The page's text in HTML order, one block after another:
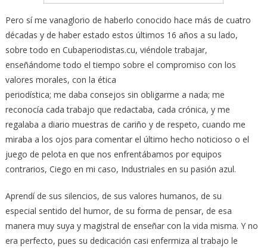
Pero sí me vanaglorio de haberlo conocido hace más de cuatro
décadas y de haber estado estos últimos 16 años a su lado,
sobre todo en Cubaperiodistas.cu, viéndole trabajar,
enseñándome todo el tiempo sobre el compromiso con los
valores morales, con la ética
periodística; me daba consejos sin obligarme a nada; me
reconocía cada trabajo que redactaba, cada crónica, y me
regalaba a diario muestras de cariño y de respeto, cuando me
miraba a los ojos para comentar el último hecho noticioso o el
juego de pelota en que nos enfrentábamos por equipos
contrarios, Ciego en mi caso, Industriales en su pasión azul.
Aprendí de sus silencios, de sus valores humanos, de su
especial sentido del humor, de su forma de pensar, de esa
manera muy suya y magistral de enseñar con la vida misma. Y no
era perfecto, pues su dedicación casi enfermiza al trabajo le